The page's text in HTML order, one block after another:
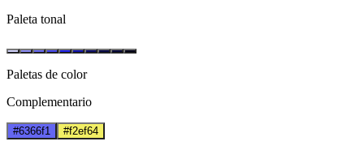
Paleta tonal
Paletas de color
Complementario
#6366f1 #f2ef64